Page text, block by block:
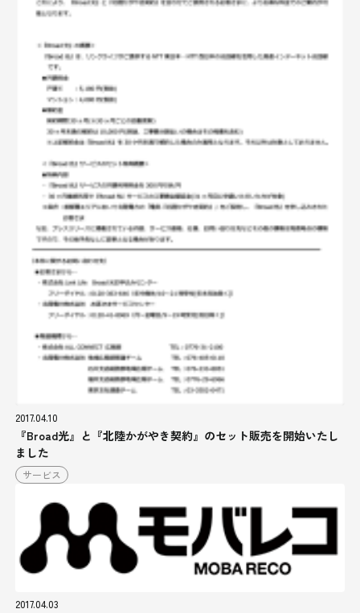
2017.04.10
『Broad光』と『北陸かがやき契約』のセット販売を開始いたし
ました
サービス
2017.04.03